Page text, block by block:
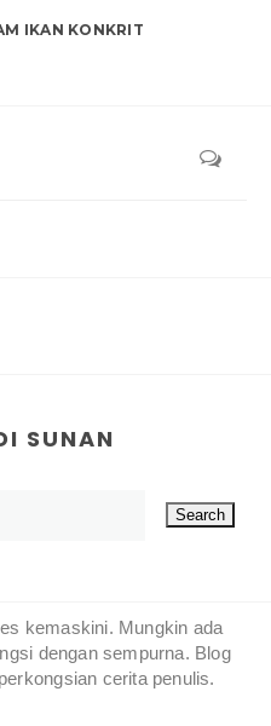
IKAN KONKRIT
SUNAN
kemaskini. Mungkin ada
dengan sempurna. Blog
cerita penulis.